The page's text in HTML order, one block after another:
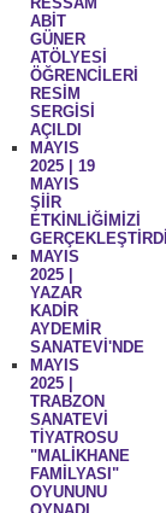
ABİT
GÜNER
ATÖLYESİ
ÖĞRENCİLERİ
RESİM
SERGİSİ
AÇILDI
MAYIS
2025 | 19
MAYIS
ŞİİR
ETKİNLİĞİMİZİ
MAYIS
2025 |
YAZAR
KADİR
AYDEMİR
SANATEVİ'NDE
MAYIS
2025 |
TRABZON
SANATEVİ
TİYATROSU
"MALİKHANE
FAMİLYASI"
OYUNUNU